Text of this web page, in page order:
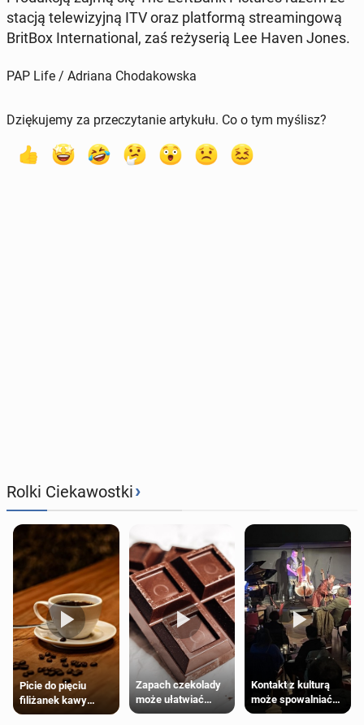
stacją te­le­wi­zyj­ną ITV oraz plat­for­mą stre­amin­go­wą
BritBox In­ter­na­tio­nal, zaś re­ży­se­rią Lee Haven Jones.
PAP Life / Adriana Chodakowska
Dziękujemy za przeczytanie artykułu. Co o tym myślisz?
Rolki Ciekawostki›
Picie do pięciu
filiżanek kawy
dziennie jest
Zapach czekolady
może ułatwiać
trening siłowy
Kontakt z kulturą
może spowalniać
starzenie